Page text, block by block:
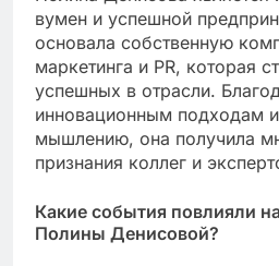
вумен и успешной
основала собственную
маркетинга и PR, которая
успешных в отрасли.
инновационным подходам
мышлению, она получила
признания коллег и
Какие события повлияли
Полины Денисовой?